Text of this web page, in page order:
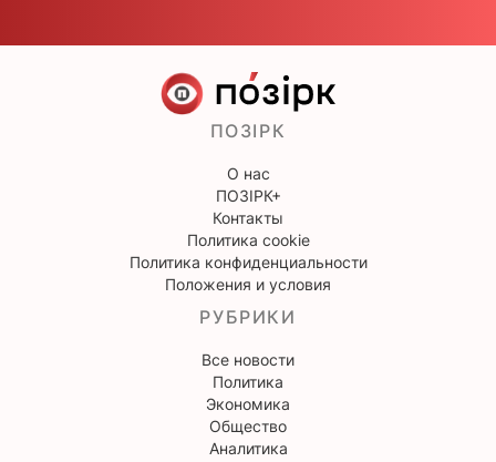
ПОЗІРК
О нас
ПОЗІРК+
Контакты
Политика cookie
Политика конфиденциальности
Положения и условия
РУБРИКИ
Все новости
Политика
Экономика
Общество
Аналитика